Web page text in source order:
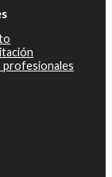
profesionales